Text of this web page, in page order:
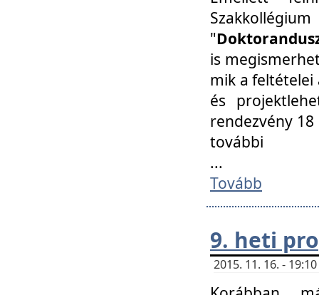
"
is
mik a feltételei
és
rendezvény
további
...
Tovább
9. heti
2015. 11. 16. -